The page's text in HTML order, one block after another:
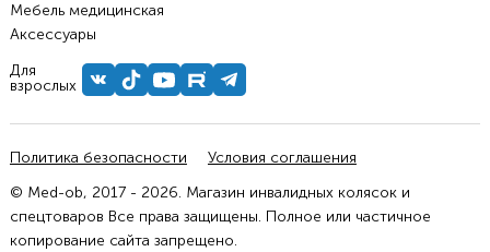
Мебель медицинская
Аксессуары
Для
взрослых
Политика безопасности
Условия соглашения
© Med-ob, 2017 - 2026. Магазин инвалидных колясок и
спецтоваров Все права защищены. Полное или частичное
копирование сайта запрещено.